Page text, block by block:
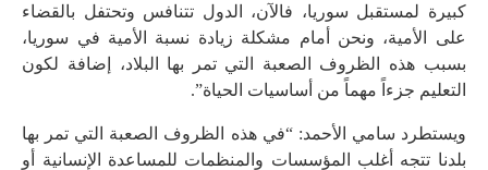
كبيرة لمستقبل سوريا، فالآن، الدول تتنافس وتحتفل بالقضاء
على الأمية، ونحن أمام مشكلة زيادة نسبة الأمية في سوريا،
بسبب هذه الظروف الصعبة التي تمر بها البلاد، إضافة لكون
التعليم جزءاً مهماً من أساسيات الحياة”.
ويستطرد سامي الأحمد: “في هذه الظروف الصعبة التي تمر بها
بلدنا تتجه أغلب المؤسسات والمنظمات للمساعدة الإنسانية أو